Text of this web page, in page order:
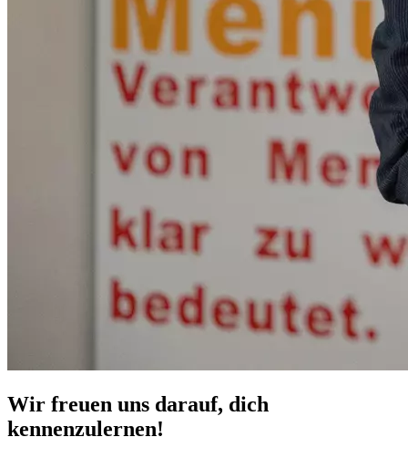
Wir freuen uns darauf, dich
kennenzulernen!